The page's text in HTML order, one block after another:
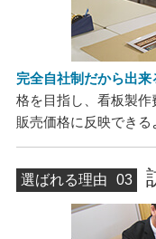
完全自社制だから出来
格を目指し、看板製作
販売価格に反映できる
選ばれる理由 03